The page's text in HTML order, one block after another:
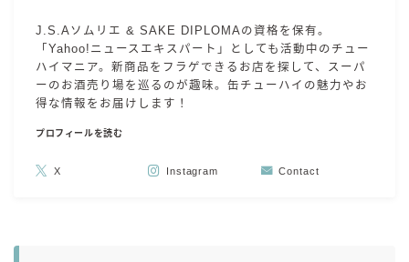
J.S.Aソムリエ & SAKE DIPLOMAの資格を保有。
「Yahoo!ニュースエキスパート」としても活動中のチュー
ハイマニア。新商品をフラゲできるお店を探して、スーパ
ーのお酒売り場を巡るのが趣味。缶チューハイの魅力やお
得な情報をお届けします！
プロフィールを読む
X Instagram Contact